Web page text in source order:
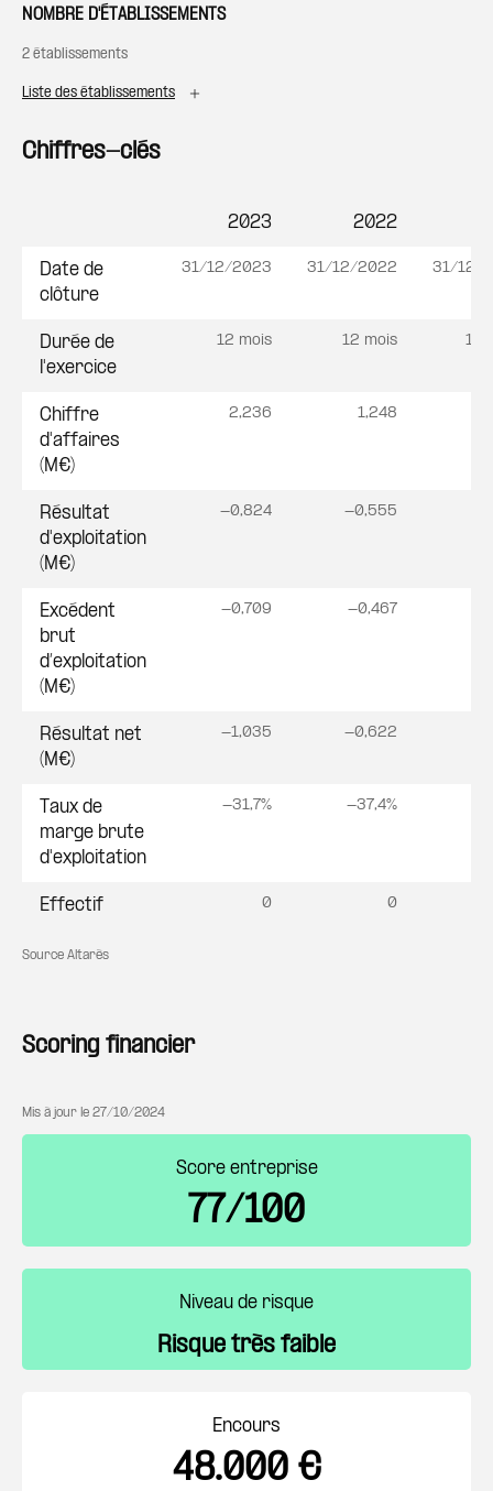
NOMBRE D'ÉTABLISSEMENTS
2 établissements
Liste des établissements
Chiffres-clés
Source Altarès
2023 2022
Date de
clôture
31/12/2023 31/12/2022 31/12/
Durée de
l'exercice
12 mois 12 mois 12
Chiffre
d'affaires
(M€)
2,236 1,248
Résultat
d'exploitation
(M€)
-0,824 -0,555
Excédent
brut
d’exploitation
(M€)
-0,709 -0,467
Résultat net
(M€)
-1,035 -0,622
Taux de
marge brute
d'exploitation
-31,7% -37,4%
Effectif 0 0
Scoring financier
Mis à jour le 27/10/2024
Score entreprise
77/100
Niveau de risque
Risque très faible
Encours
48.000 €